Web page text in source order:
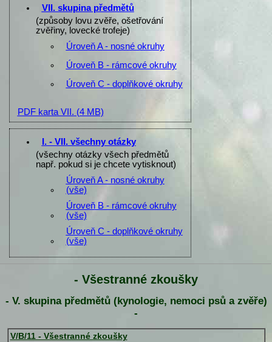
VII. skupina předmětů
(způsoby lovu zvěře, ošetřování
zvěřiny, lovecké trofeje)
Úroveň A - nosné okruhy
Úroveň B - rámcové okruhy
Úroveň C - doplňkové okruhy
PDF karta VII. (4 MB)
I. - VII. všechny otázky
(všechny otázky všech předmětů
např. pokud si je chcete vytisknout)
Úroveň A - nosné okruhy
(vše)
Úroveň B - rámcové okruhy
(vše)
Úroveň C - doplňkové okruhy
(vše)
- Všestranné zkoušky
- V. skupina předmětů (kynologie, nemoci psů a zvěře)
-
V/B/11 - Všestranné zkoušky